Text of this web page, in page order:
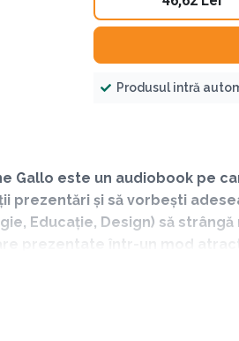
Produsul intră
Gallo este un audiobook pe
prezentări și să vorbești
Educație, Design) să
prezentate într-un mod
al bestsellerului The